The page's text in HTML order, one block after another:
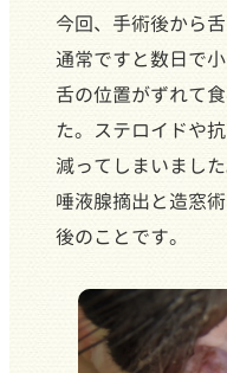
今回、手術後から
通常ですと数日で
舌の位置がずれて
た。ステロイドや
減ってしまいまし
唾液腺摘出と造窓
後のことです。